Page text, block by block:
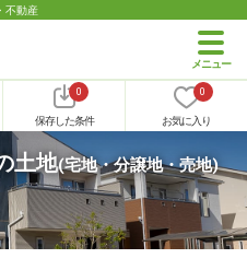
不動産
0
保存した条件
0
お気に入り
土地(宅地・分譲地・売地)